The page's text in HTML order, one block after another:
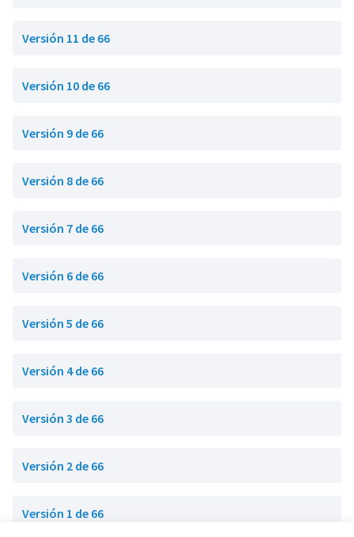
Versión 11 de 66
Versión 10 de 66
Versión 9 de 66
Versión 8 de 66
Versión 7 de 66
Versión 6 de 66
Versión 5 de 66
Versión 4 de 66
Versión 3 de 66
Versión 2 de 66
Versión 1 de 66